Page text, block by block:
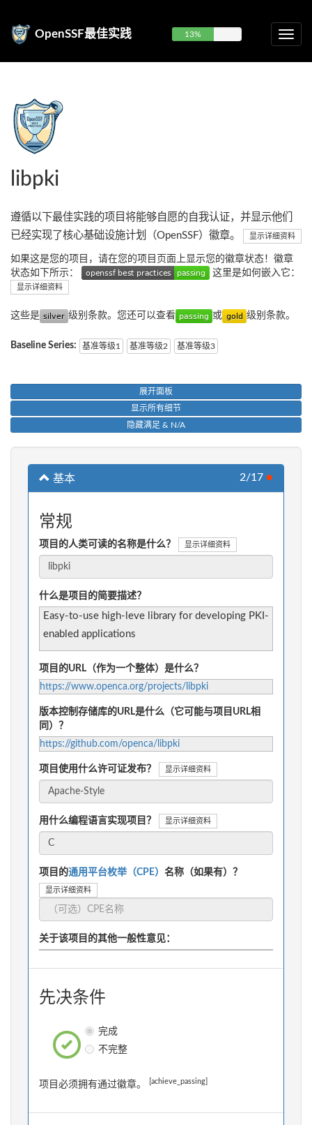
OpenSSF最佳实践 13%
libpki
遵循以下最佳实践的项目将能够自愿的自我认证，并显示他们
已经实现了核心基础设施计划（OpenSSF）徽章。
显示详细资料
如果这是您的项目，请在您的项目页面上显示您的徽章状态！徽章
状态如下所示：
这里是如何嵌入它：
显示详细资料
这些是 级别条款。您还可以查看 或 级别条款。
Baseline Series: 基准等级1 基准等级2 基准等级3
展开面板
显示所有细节
隐藏满足 & N/A
基本 2/17 ●
常规
项目的人类可读的名称是什么？ 显示详细资料
什么是项目的简要描述？
Easy-to-use high-leve library for developing PKI-
enabled applications
项目的URL（作为一个整体）是什么？
https://www.openca.org/projects/libpki
版本控制存储库的URL是什么（它可能与项目URL相
同）？
https://github.com/openca/libpki
项目使用什么许可证发布？ 显示详细资料
用什么编程语言实现项目？ 显示详细资料
项目的通用平台枚举（CPE） 名称（如果有）？
显示详细资料
关于该项目的其他一般性意见：
先决条件
完成
不完整
项目必须拥有通过徽章。 [achieve_passing]